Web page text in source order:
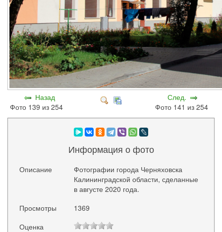
Назад
Фото 139 из 254
След.
Фото 141 из 254
Информация о фото
Описание
Фотографии города Черняховска
Калининградской области, сделанные
в августе 2020 года.
Просмотры
1369
Оценка